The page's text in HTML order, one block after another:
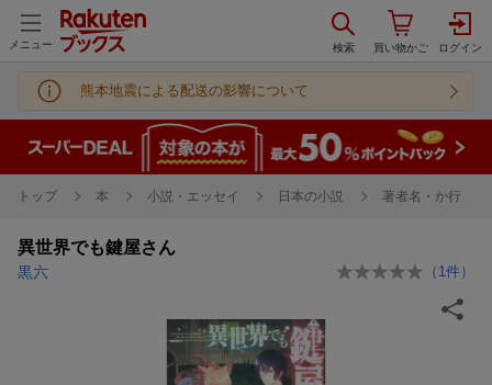
メニュー
熊本地震による配送の影響について
トップ 本 小説・エッセイ 日本の小説 著者名・か行
異世界でも鍵屋さん
黒六 （ 1 件）